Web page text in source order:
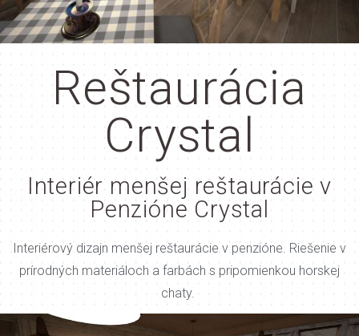
Reštaurácia
Crystal
Interiér menšej reštaurácie v
Penzióne Crystal
Interiérový dizajn menšej reštaurácie v penzióne. Riešenie v
prírodných materiáloch a farbách s pripomienkou horskej
chaty.